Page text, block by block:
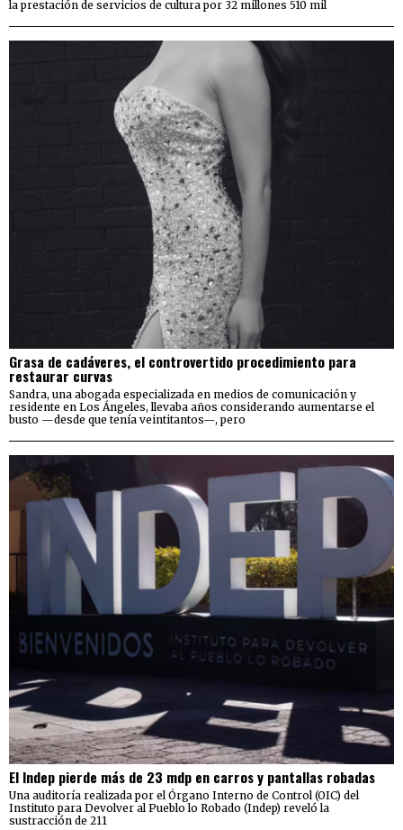
la prestación de servicios de cultura por 32 millones 510 mil
Grasa de cadáveres, el controvertido procedimiento para
restaurar curvas
Sandra, una abogada especializada en medios de comunicación y
residente en Los Ángeles, llevaba años considerando aumentarse el
busto —desde que tenía veintitantos—, pero
El Indep pierde más de 23 mdp en carros y pantallas robadas
Una auditoría realizada por el Órgano Interno de Control (OIC) del
Instituto para Devolver al Pueblo lo Robado (Indep) reveló la
sustracción de 211